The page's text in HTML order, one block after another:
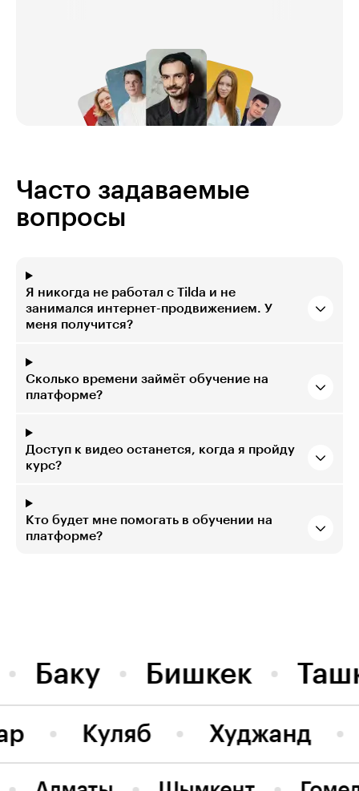
Часто задаваемые
вопросы
Я никогда не работал с Tilda и не
занимался интернет-продвижением. У
меня получится?
Сколько времени займёт обучение на
платформе?
Доступ к видео останется, когда я пройду
курс?
Кто будет мне помогать в обучении на
платформе?
Баку Бишкек
Худжанд
Куляб